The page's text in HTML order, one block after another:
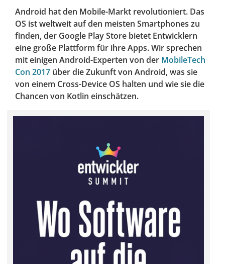
Android hat den Mobile-Markt revolutioniert. Das
OS ist weltweit auf den meisten Smartphones zu
finden, der Google Play Store bietet Entwicklern
eine große Plattform für ihre Apps. Wir sprechen
mit einigen Android-Experten von der MobileTech
Con 2017 über die Zukunft von Android, was sie
von einem Cross-Device OS halten und wie sie die
Chancen von Kotlin einschätzen.